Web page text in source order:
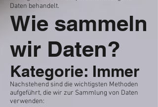
Daten behandelt.
Wie sammeln
wir Daten?
Kategorie: Immer
Nachstehend sind die wichtigsten Methoden
aufgeführt, die wir zur Sammlung von Daten
verwenden: